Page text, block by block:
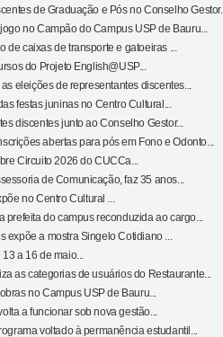
de Graduação e Pós no Conselho Gestor...
no Campão do Campus USP de Bauru...
caixas de transporte e gatoeiras ...
do Projeto English@USP...
eleições de representantes discentes...
festas juninas no Centro Cultural...
discentes junto ao Conselho Gestor...
abertas para pós em Fono e Odonto...
Circuito 2026 do CUCCa...
de Comunicação, faz 35 anos...
no Centro Cultural ...
prefeita do campus reconduzida ao cargo...
expõe a mostra Singelo Cotidiano ...
a 16 de maio...
as categorias de usuários do Restaurante...
no Campus USP de Bauru...
a funcionar sob nova gestão...
voltado à permanência estudantil...